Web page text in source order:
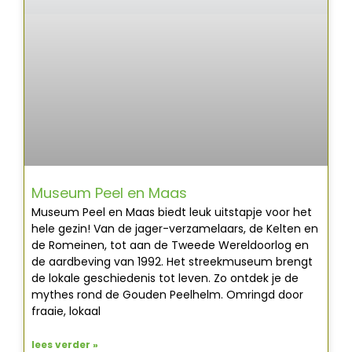
Museum Peel en Maas
Museum Peel en Maas biedt leuk uitstapje voor het
hele gezin! Van de jager-verzamelaars, de Kelten en
de Romeinen, tot aan de Tweede Wereldoorlog en
de aardbeving van 1992. Het streekmuseum brengt
de lokale geschiedenis tot leven. Zo ontdek je de
mythes rond de Gouden Peelhelm. Omringd door
fraaie, lokaal
lees verder »